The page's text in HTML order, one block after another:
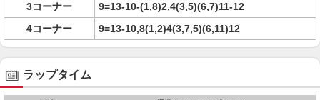
3コーナー
9=13-10-(1,8)2,4(3,5)(6,7)11-12
4コーナー
9=13-10,8(1,2)4(3,7,5)(6,11)12
ラップタイム